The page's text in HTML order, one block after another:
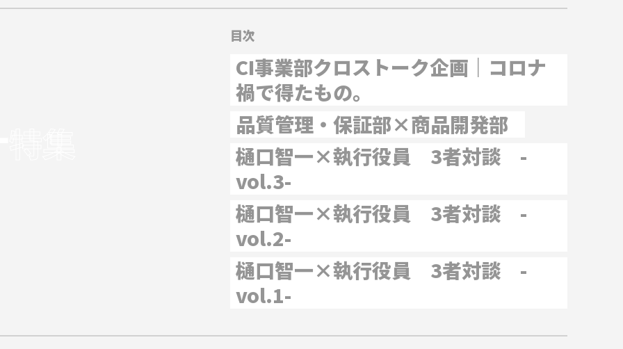
目次
CI事業部クロストーク企画｜コロナ
禍で得たもの。
品質管理・保証部×商品開発部
樋口智一×執行役員 3者対談 -
vol.3-
樋口智一×執行役員 3者対談 -
vol.2-
樋口智一×執行役員 3者対談 -
vol.1-